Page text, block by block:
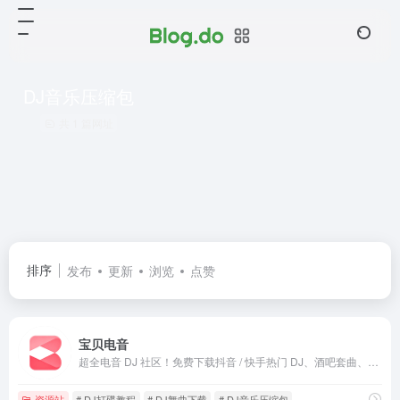
排序 发布 更新 浏览 点赞
宝贝电音